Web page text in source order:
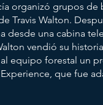
organizó grupos de
Travis Walton.
desde una cabina
vendió su
equipo forestal un
que fue